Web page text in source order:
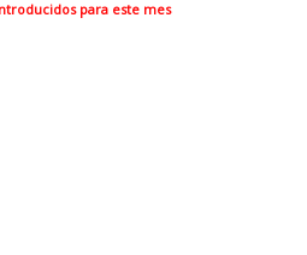
para este mes